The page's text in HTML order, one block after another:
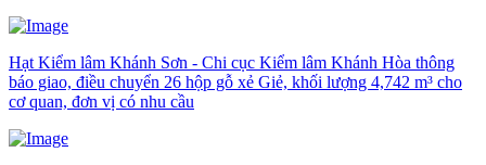
Hạt Kiểm lâm Khánh Sơn - Chi cục Kiểm lâm Khánh Hòa thông
báo giao, điều chuyển 26 hộp gỗ xẻ Giẻ, khối lượng 4,742 m³ cho
cơ quan, đơn vị có nhu cầu